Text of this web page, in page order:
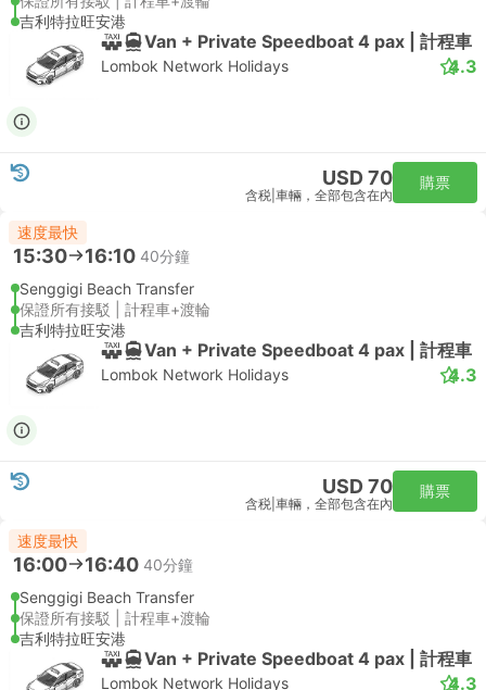
吉利特拉旺安港
Van + Private Speedboat 4 pax | 計程車
Lombok Network Holidays 4.3
USD 70
含税 車輛，全部包含在內
購票
速度最快
15:30 16:10 40分鐘
Senggigi Beach Transfer
保證所有接駁 | 計程車+渡輪
吉利特拉旺安港
Van + Private Speedboat 4 pax | 計程車
Lombok Network Holidays 4.3
USD 70
含税 車輛，全部包含在內
購票
速度最快
16:00 16:40 40分鐘
Senggigi Beach Transfer
保證所有接駁 | 計程車+渡輪
吉利特拉旺安港
Van + Private Speedboat 4 pax | 計程車
Lombok Network Holidays 4.3